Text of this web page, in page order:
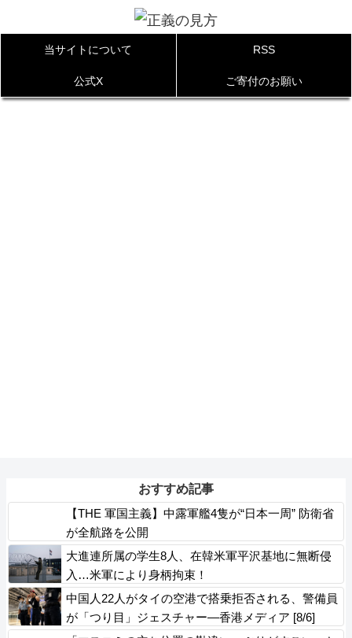
当サイトについて RSS
公式X ご寄付のお願い
おすすめ記事
【THE 軍国主義】中露軍艦4隻が“日本一周” 防衛省
が全航路を公開
大進連所属の学生8人、在韓米軍平沢基地に無断侵
入…米軍により身柄拘束！
中国人22人がタイの空港で搭乗拒否される、警備員
が「つり目」ジェスチャー―香港メディア [8/6]